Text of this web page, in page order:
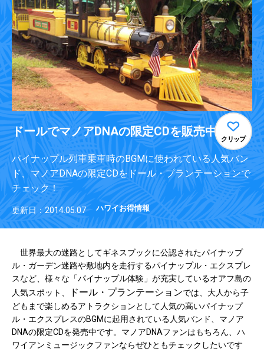
ドールでマノアDNAの限定CDを販売中
クリップ
パイナップル列車乗車時のBGMに使われている人気バン
ド、マノアDNAの限定CDをドール・プランテーションで
チェック！
更新日：2014.05.07 ハワイお得情報
世界最大の迷路としてギネスブックに公認されたパイナップ
ル・ガーデン迷路や敷地内を走行するパイナップル・エクスプレ
スなど、様々な「パイナップル体験」が充実しているオアフ島の
人気スポット、
ドール・プランテーションでは、大人から子
どもまで楽しめるアトラクションとして人気の高いパイナップ
ル・エクスプレスのBGMに起用されている人気バンド、マノア
DNAの限定CDを発売中です。マノアDNAファンはもちろん、ハ
ワイアンミュージックファンならぜひともチェックしたいです